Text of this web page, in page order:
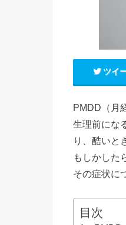
ツイ
PMDD（月
生理前にな
り、酷い
もしかした
その症状に
目次